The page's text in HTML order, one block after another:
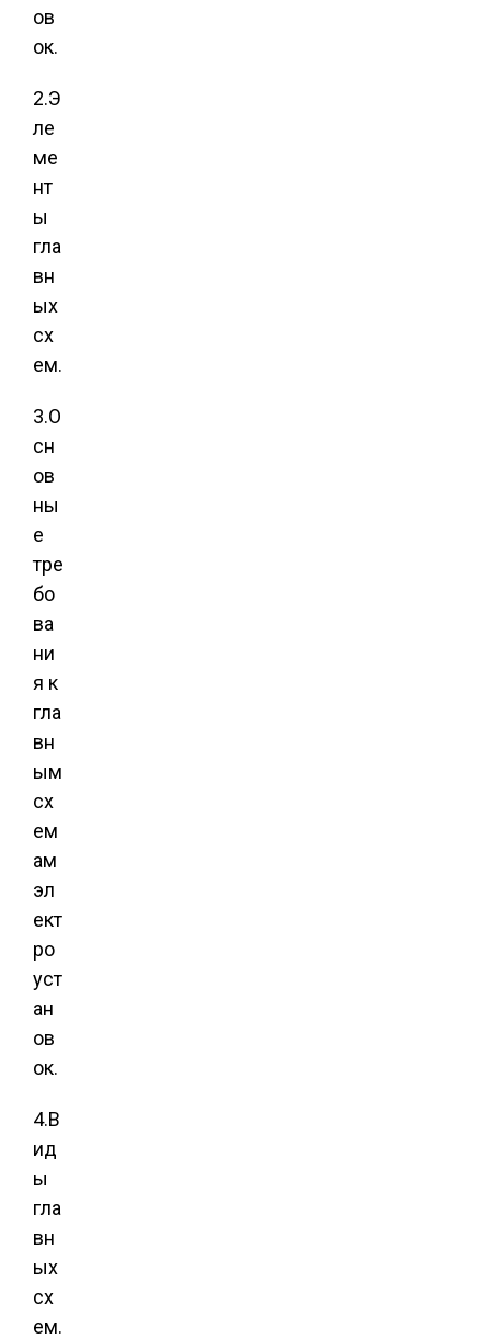
ов
ок.
2.Э
ле
ме
нт
ы
гла
вн
ых
сх
ем.
3.О
сн
ов
ны
е
тре
бо
ва
ни
я к
гла
вн
ым
сх
ем
ам
эл
ект
ро
уст
ан
ов
ок.
4.В
ид
ы
гла
вн
ых
сх
ем.